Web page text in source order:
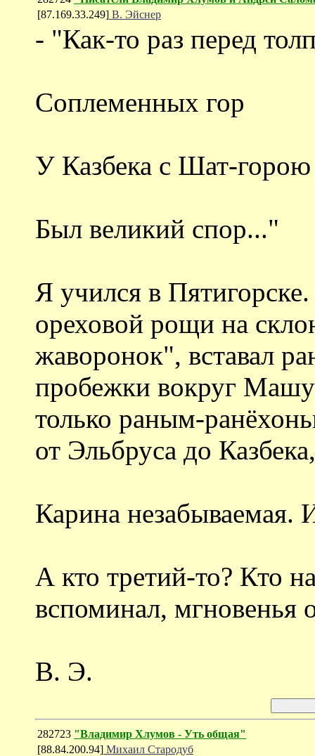
[87.169.33.249] В. Эйснер
- "Как-то раз перед
Соплеменных гор
У Казбека с Шат-горою
Был великий спор..."
Я учился в
ореховой рощи на
жаворонок", вставал
пробежки вокруг
только раным-
от Эльбруса до
Карина незабываемая.
А кто третий-то? Кто
вспоминал, мгновенья
В. Э.
282723 "Владимир Хлумов - Уть общая"
[88.84.200.94] Михаил Стародуб